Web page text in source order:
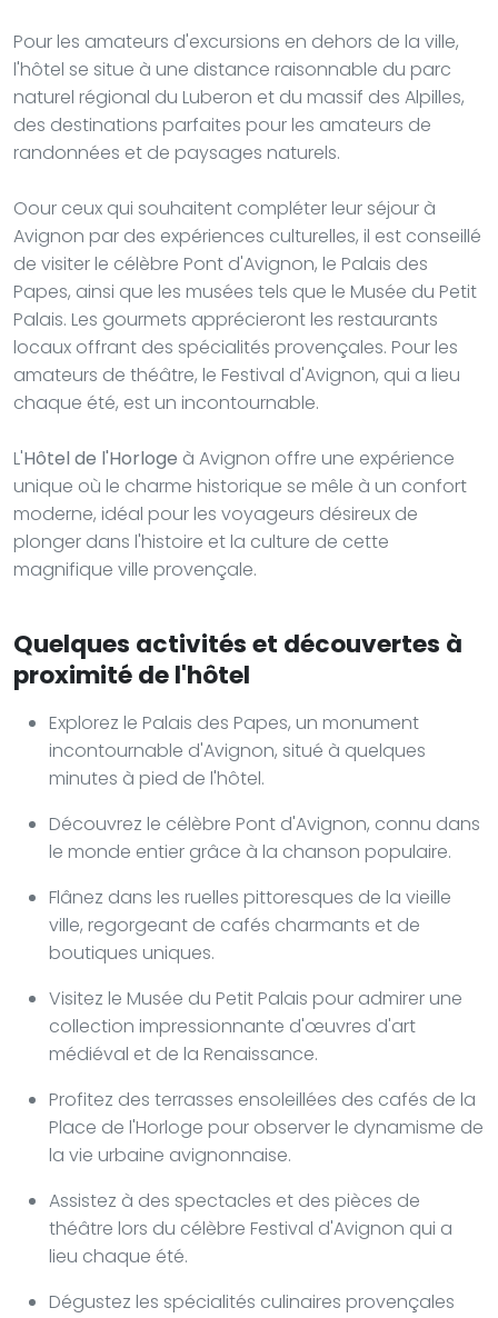
Pour les amateurs d'excursions en dehors de la ville,
l'hôtel se situe à une distance raisonnable du parc
naturel régional du Luberon et du massif des Alpilles,
des destinations parfaites pour les amateurs de
randonnées et de paysages naturels.
Oour ceux qui souhaitent compléter leur séjour à
Avignon par des expériences culturelles, il est conseillé
de visiter le célèbre Pont d'Avignon, le Palais des
Papes, ainsi que les musées tels que le Musée du Petit
Palais. Les gourmets apprécieront les restaurants
locaux offrant des spécialités provençales. Pour les
amateurs de théâtre, le Festival d'Avignon, qui a lieu
chaque été, est un incontournable.
L'Hôtel de l'Horloge à Avignon offre une expérience
unique où le charme historique se mêle à un confort
moderne, idéal pour les voyageurs désireux de
plonger dans l'histoire et la culture de cette
magnifique ville provençale.
Quelques activités et découvertes à
proximité de l'hôtel
Explorez le Palais des Papes, un monument
incontournable d'Avignon, situé à quelques
minutes à pied de l'hôtel.
Découvrez le célèbre Pont d'Avignon, connu dans
le monde entier grâce à la chanson populaire.
Flânez dans les ruelles pittoresques de la vieille
ville, regorgeant de cafés charmants et de
boutiques uniques.
Visitez le Musée du Petit Palais pour admirer une
collection impressionnante d'œuvres d'art
médiéval et de la Renaissance.
Profitez des terrasses ensoleillées des cafés de la
Place de l'Horloge pour observer le dynamisme de
la vie urbaine avignonnaise.
Assistez à des spectacles et des pièces de
théâtre lors du célèbre Festival d'Avignon qui a
lieu chaque été.
Dégustez les spécialités culinaires provençales